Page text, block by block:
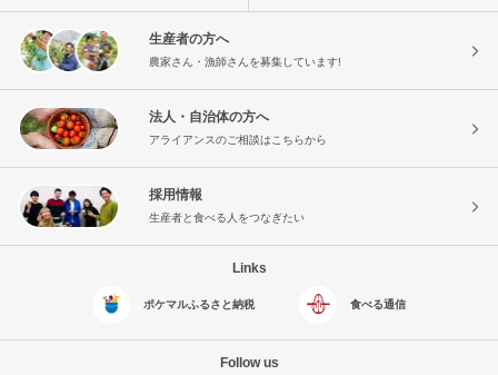
生産者の方へ
農家さん・漁師さんを募集しています!
法人・自治体の方へ
アライアンスのご相談はこちらから
採用情報
生産者と食べる人をつなぎたい
Links
ポケマルふるさと納税 食べる通信
Follow us